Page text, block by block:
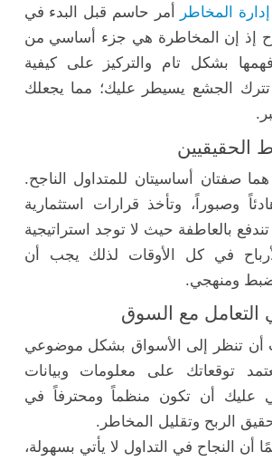
إدارة المخاطر
أمر حاسم قبل البدء في
إذ إن المخاطرة هي جزء أساسي من
فهمها بشكل تام والتركيز على كيفية
لا تترك الجشع يسيطر عليك؛ مما يجعلك
الحقيقيين
هما صفتان أساسيتان للمتداول الناجح.
وصبوراً، وتأخذ قرارات استثمارية
بالعاطفة حيث لا توجد استراتيجية
في كل الأوقات لذلك يجب أن
ومنهجي.
التعامل مع السوق
أن تنظر إلى الأسواق بشكل موضوعي
توقعاتك على معلومات وبيانات
عليك أن تكون منظماً ومحترفاً في
الربح وتقليل المخاطر.
أن النجاح في التداول لا يأتي بسهولة،